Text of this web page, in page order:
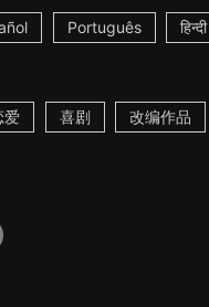
Português हिन्दी
爱 喜剧 改编作品